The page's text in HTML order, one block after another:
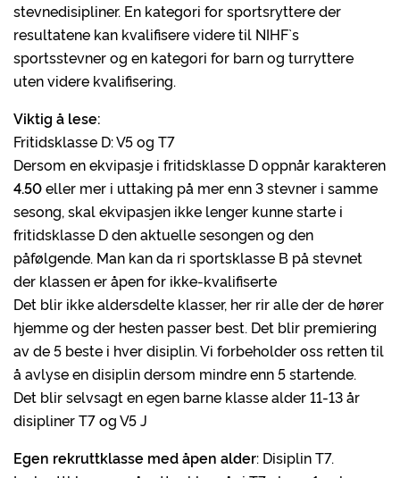
stevnedisipliner. En kategori for sportsryttere der
resultatene kan kvalifisere videre til NIHF`s
sportsstevner og en kategori for barn og turryttere
uten videre kvalifisering.
Viktig å lese:
Fritidsklasse D: V5 og T7
Dersom en ekvipasje i fritidsklasse D oppnår karakteren
4.50eller mer i uttaking på mer enn 3 stevner i samme
sesong, skal ekvipasjen ikke lenger kunne starte i
fritidsklasse D den aktuelle sesongen og den
påfølgende. Man kan da ri sportsklasse B på stevnet
der klassen er åpen for ikke-kvalifiserte
Det blir ikke aldersdelte klasser, her rir alle der de hører
hjemme og der hesten passer best. Det blir premiering
av de 5 beste i hver disiplin. Vi forbeholder oss retten til
å avlyse en disiplin dersom mindre enn 5 startende.
Det blir selvsagt en egen barne klasse alder 11-13 år
disipliner T7 og V5 J
Egen rekruttklasse med åpen alder: Disiplin T7.